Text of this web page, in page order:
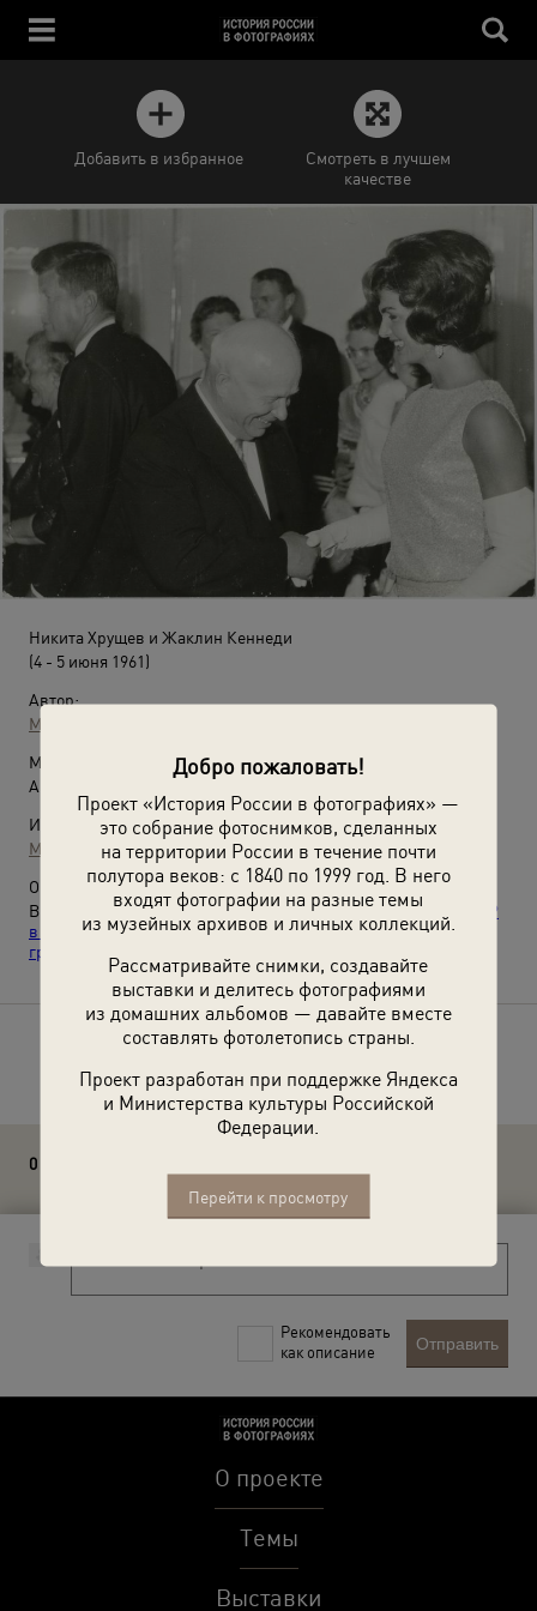
Добро пожаловать!
Проект «История России в фотографиях» —
это собрание фотоснимков, сделанных
на территории России в течение почти
полутора веков: с 1840 по 1999 год. В него
входят фотографии на разные темы
из музейных архивов и личных коллекций.
Рассматривайте снимки, создавайте
выставки и делитесь фотографиями
из домашних альбомов — давайте вместе
составлять фотолетопись страны.
Проект разработан при поддержке Яндекса
и Министерства культуры Российской
Федерации.
Перейти к просмотру
Добавить в избранное
Смотреть в лучшем
качестве
Никита Хрущев и Жаклин Кеннеди
(4 - 5 июня 1961)
Автор:
Михаил Савин
Место съемки:
Австрия, г. Вена
Источники:
МАММ / МДФ
О фотографии:
Видео
«Никита Хрущев: "Mother of Kuzma"», выставки
«СССР
в 1961 году»,«Приветствуем вас!»и«Лидеры СССР за
границей»
Расскажите друзьям об этом фото
0 комментариев
Рекомендовать
как описание
Отправить
О проекте
Темы
Выставки